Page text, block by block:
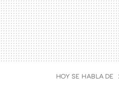
HOY SE HABLA DE